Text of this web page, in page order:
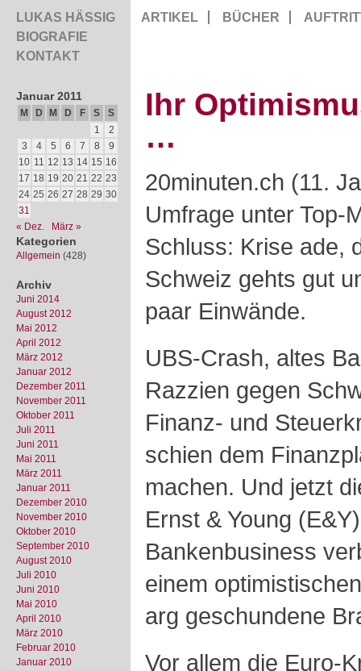
LUKAS HÄSSIG
BIOGRAFIE
KONTAKT
ARTIKEL BÜCHER
Januar 2011
M D M D F S
S
1
2
3
4 5 6 7 8
9
10 11 12 13 14 15 16
17 18 19 20 21 22 23
24 25 26 27 28 29 30
31
« Dez.
März »
Kategorien
Allgemein (428)
Archiv
Juni 2014
August 2012
Mai 2012
April 2012
März 2012
Januar 2012
Dezember 2011
November 2011
Oktober 2011
Juli 2011
Juni 2011
Mai 2011
März 2011
Januar 2011
Dezember 2010
November 2010
Oktober 2010
September 2010
August 2010
Juli 2010
Juni 2010
Mai 2010
April 2010
März 2010
Februar 2010
Januar 2010
Ihr
…
20minuten.ch (11.
Umfrage unter Top-
Schluss: Krise ade,
Schweiz gehts gut
paar Einwände.
UBS-Crash, altes
Razzien gegen
Finanz- und
schien dem
machen. Und jetzt
Ernst & Young
Bankenbusiness
einem
arg geschundene
Vor allem die Euro-